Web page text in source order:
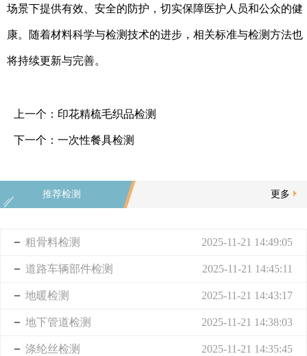
场景下提供有效、安全的防护，切实保障医护人员和公众的健
康。随着材料科学与检测技术的进步，相关标准与检测方法也
将持续更新与完善。
上一个： 印花精梳毛织品检测
下一个： 一次性餐具检测
更多
推荐检测
2025-11-21 14:49:05
粗骨料检测
2025-11-21 14:45:11
道路车辆部件检测
2025-11-21 14:43:17
地暖检测
2025-11-21 14:38:03
地下管道检测
2025-11-21 14:35:45
涤纶丝检测